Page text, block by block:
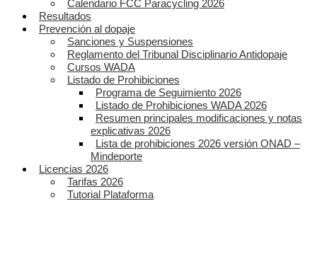
Calendario FCC Paracycling 2026
Resultados
Prevención al dopaje
Sanciones y Suspensiones
Reglamento del Tribunal Disciplinario Antidopaje
Cursos WADA
Listado de Prohibiciones
Programa de Seguimiento 2026
Listado de Prohibiciones WADA 2026
Resumen principales modificaciones y notas
explicativas 2026
Lista de prohibiciones 2026 versión ONAD –
Mindeporte
Licencias 2026
Tarifas 2026
Tutorial Plataforma